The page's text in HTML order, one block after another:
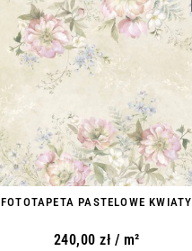
FOTOTAPETA PASTELOWE KWIATY
240,00zł / m²